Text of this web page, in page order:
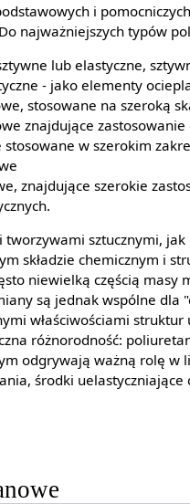
i
najważniejszych typów
lub elastyczne,
- jako elementy
stosowane na szeroką
znajdujące
w szerokim
znajdujące szerokie
sztucznymi,
składzie chemicznym i
niewielką częścią masy
są jednak wspólne dla
właściwościami
różnorodność:
odgrywają ważną rolę w
środki